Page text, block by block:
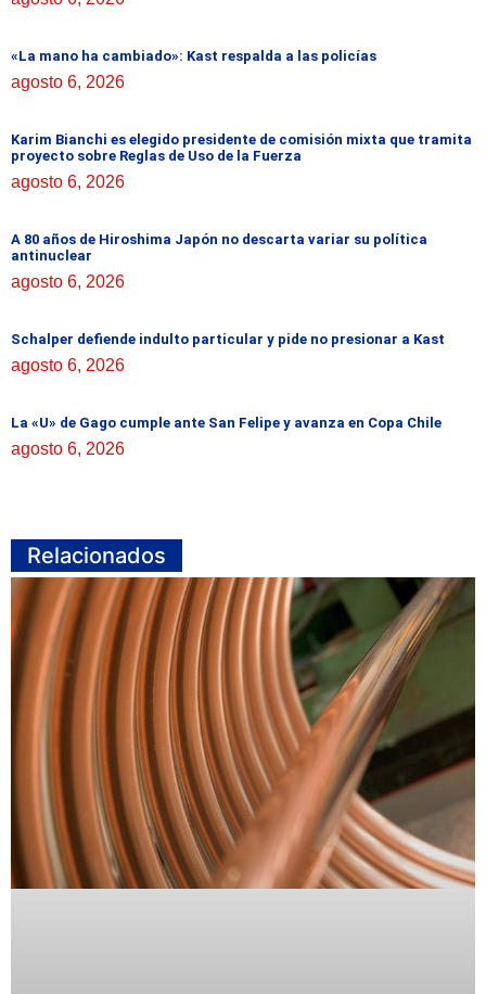
«La mano ha cambiado»: Kast respalda a las policías
agosto 6, 2026
Karim Bianchi es elegido presidente de comisión mixta que tramita
proyecto sobre Reglas de Uso de la Fuerza
agosto 6, 2026
A 80 años de Hiroshima Japón no descarta variar su política
antinuclear
agosto 6, 2026
Schalper defiende indulto particular y pide no presionar a Kast
agosto 6, 2026
La «U» de Gago cumple ante San Felipe y avanza en Copa Chile
agosto 6, 2026
Relacionados